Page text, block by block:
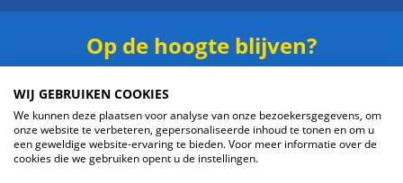
Op de hoogte blijven?
WIJ GEBRUIKEN COOKIES
We kunnen deze plaatsen voor analyse van onze bezoekersgegevens, om
onze website te verbeteren, gepersonaliseerde inhoud te tonen en om u
een geweldige website-ervaring te bieden. Voor meer informatie over de
cookies die we gebruiken opent u de instellingen.